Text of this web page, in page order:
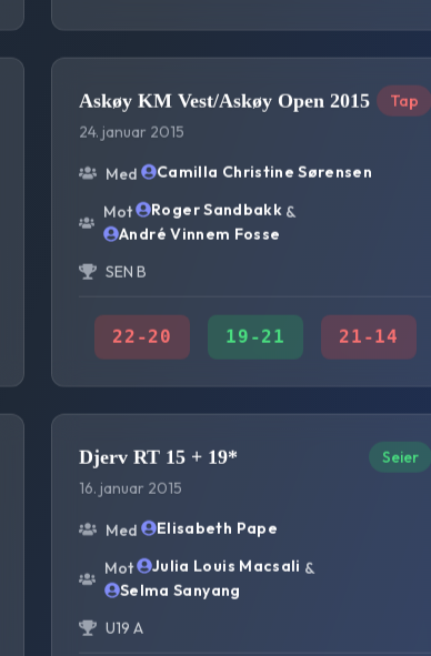
Askøy KM Vest/Askøy Open 2015
24. januar 2015
Tap
Med
Camilla Christine Sørensen
Mot
Roger Sandbakk &
André Vinnem Fosse
SEN B
22 -20 19 -21 21 -14
Djerv RT 15 + 19*
16. januar 2015
Seier
Med
Elisabeth Pape
Mot
Julia Louis Macsali &
Selma Sanyang
U19 A